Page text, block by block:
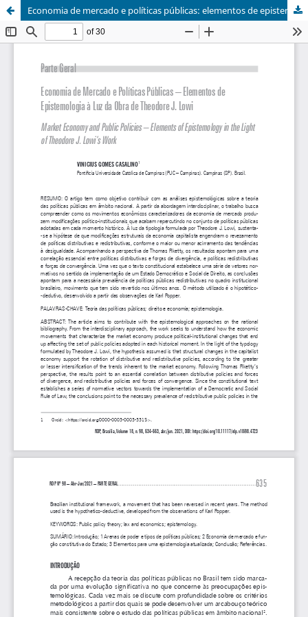
Economia de mercado e políticas públicas: elementos de epistemologia à luz da obra de Theodore J. Lowi